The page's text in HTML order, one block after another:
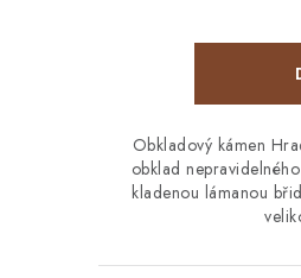
Obkladový kámen
obklad
kladenou lámanou